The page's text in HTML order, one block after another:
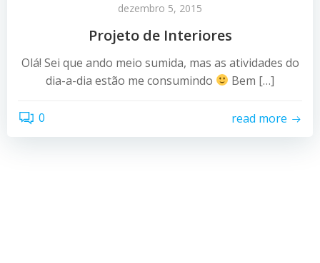
dezembro 5, 2015
Projeto de Interiores
Olá! Sei que ando meio sumida, mas as atividades do
dia-a-dia estão me consumindo
Bem […]
0 read more